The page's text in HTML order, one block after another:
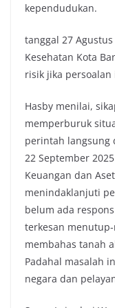
kependudukan.
tanggal 27
Kesehatan Kota
risik jika
Hasby menilai,
memperburuk
perintah langsung
22 September
Keuangan dan
menindaklanjuti
belum ada
terkesan
membahas tanah
Padahal masalah
negara dan